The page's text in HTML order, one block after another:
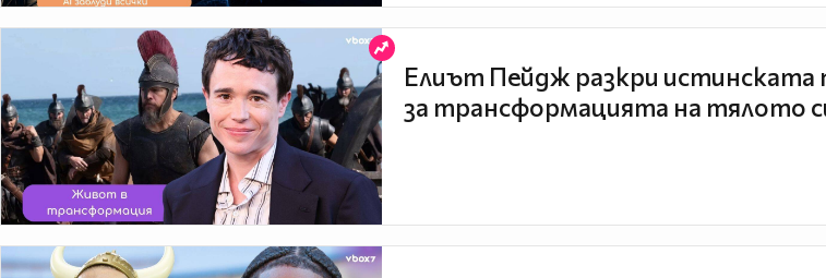
Елиът Пейдж разкри истинската
за трансформацията на тялото